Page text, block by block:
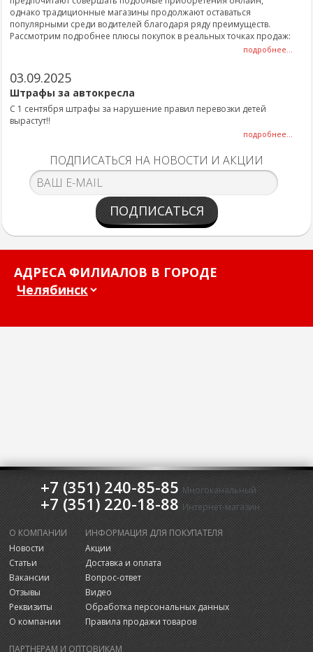
однако традиционные магазины продолжают оставаться
популярными среди водителей благодаря ряду преимуществ.
Рассмотрим подробнее плюсы покупок в реальных точках продаж:
подробнее...
03.09.2025
Штрафы за автокресла
С 1 сентября штрафы за нарушение правил перевозки детей
вырастут!!
подробнее...
ПОДПИСАТЬСЯ НА НОВОСТИ И АКЦИИ
ПОДПИСАТЬСЯ
АДРЕСА ФИЛИАЛОВ В ГОРОДЕ
+7 (351) 240-85-85 Многоканальный
+7 (351) 220-18-88 Интернет-магазин
О КОМПАНИИ
Новости
Статьи
Вакансии
Отзывы
Реквизиты
О компании
ИНФОРМАЦИЯ ДЛЯ ПОКУПАТЕЛЯ
Акции
Доставка и оплата
Вопрос-ответ
Видео
Обработка персональных данных
Правила продажи товаров
ПАРТНЕРАМ И ОПТОВИКАМ